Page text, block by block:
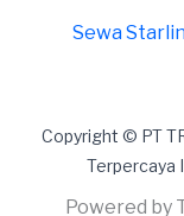
Sewa
Copyright © PT
Terpercaya
Powered by